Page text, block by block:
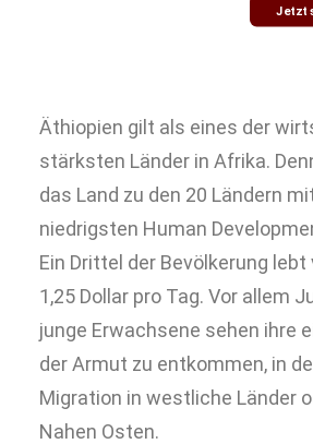
Jetzt
Äthiopien gilt als eines der
stärksten Länder in Afrika.
das Land zu den 20 Ländern
niedrigsten Human
Ein Drittel der Bevölkerung
1,25 Dollar pro Tag. Vor allem
junge Erwachsene sehen ihre
der Armut zu entkommen, in
Migration in westliche Länder
Nahen Osten.